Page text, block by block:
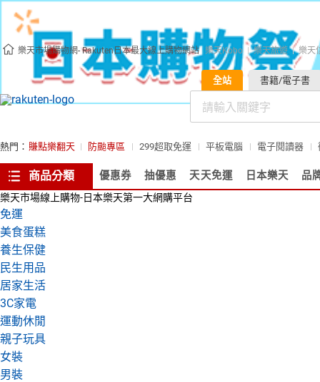
樂天市場購物網- Rakuten日本最大線上購物網站 樂天Kobo 樂天旅遊 樂天
全站 書籍/電子書
熱門： 賺點樂翻天 防颱專區 299超取免運 平板電腦 電子閱讀器
商品分類 優惠券 抽優惠 天天免運 日本樂天 品
樂天市場線上購物-日本樂天第一大網購平台
免運
美食蛋糕
養生保健
民生用品
居家生活
3C家電
運動休閒
親子玩具
女裝
男裝